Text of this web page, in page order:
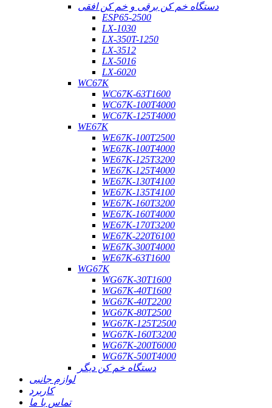
دستگاه خم کن برقی و خم کن افقی
ESP65-2500
LX-1030
LX-350T-1250
LX-3512
LX-5016
LX-6020
WC67K
WC67K-63T1600
WC67K-100T4000
WC67K-125T4000
WE67K
WE67K-100T2500
WE67K-100T4000
WE67K-125T3200
WE67K-125T4000
WE67K-130T4100
WE67K-135T4100
WE67K-160T3200
WE67K-160T4000
WE67K-170T3200
WE67K-220T6100
WE67K-300T4000
WE67K-63T1600
WG67K
WG67K-30T1600
WG67K-40T1600
WG67K-40T2200
WG67K-80T2500
WG67K-125T2500
WG67K-160T3200
WG67K-200T6000
WG67K-500T4000
دستگاه خم کن دیگر
لوازم جانبی
کاربرد
تماس با ما